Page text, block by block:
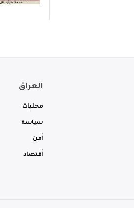
العراق
محليات
سياسة
أمن
أقتصاد